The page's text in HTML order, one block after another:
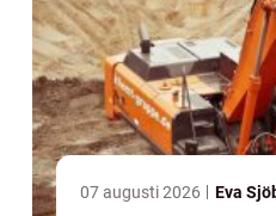
07 augusti 2026 Eva